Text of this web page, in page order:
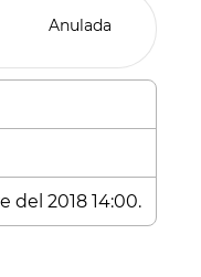
Anulada
2018 14:00.